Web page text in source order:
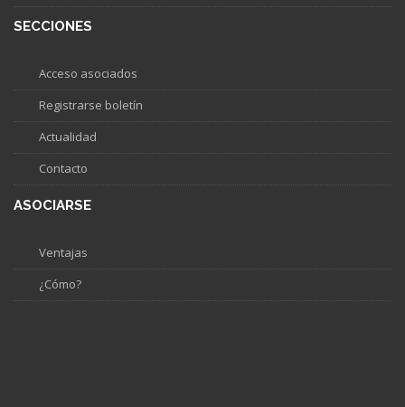
SECCIONES
Acceso asociados
Registrarse boletín
Actualidad
Contacto
ASOCIARSE
Ventajas
¿Cómo?